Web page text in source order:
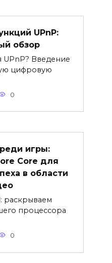
UPnP:
обзор
UPnP? Введение
цифровую
0
игры:
Core для
в области
раскрываем
процессора
0